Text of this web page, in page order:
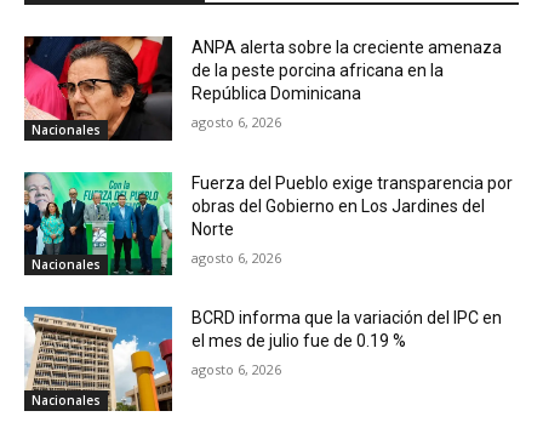
Nacionales
ANPA alerta sobre la creciente amenaza
de la peste porcina africana en la
República Dominicana
agosto 6, 2026
Nacionales
Fuerza del Pueblo exige transparencia por
obras del Gobierno en Los Jardines del
Norte
agosto 6, 2026
Nacionales
BCRD informa que la variación del IPC en
el mes de julio fue de 0.19 %
agosto 6, 2026